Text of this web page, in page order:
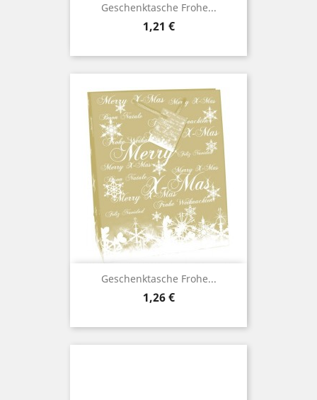
Geschenktasche Frohe...
Preis
1,21 €
Geschenktasche Frohe...
Preis
1,26 €